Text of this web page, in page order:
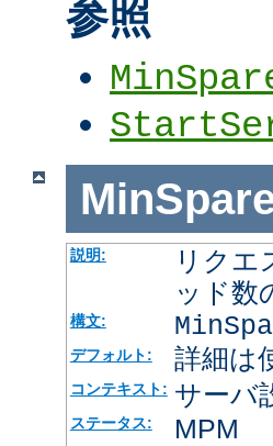
参照
説明:
リクエ
ッド数
構文:
デフォルト: 詳細は
コンテキスト: サーバ
ステータス: MPM